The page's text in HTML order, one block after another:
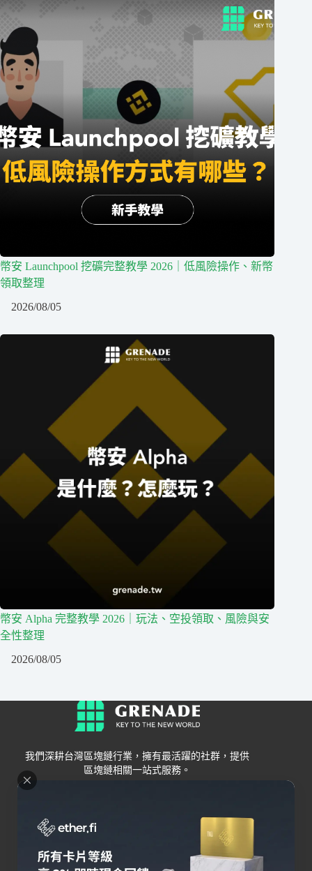
幣安 Launchpool 挖礦完整教學 2026｜低風險操作、新幣
領取整理
2026/08/05
幣安 Alpha 完整教學 2026｜玩法、空投領取、風險與安
全性整理
2026/08/05
我們深耕台灣區塊鏈行業，擁有最活躍的社群，提供
區塊鏈相關一站式服務。
Grenade
關於我們
聯絡我們
錢包
交易所
Bybit